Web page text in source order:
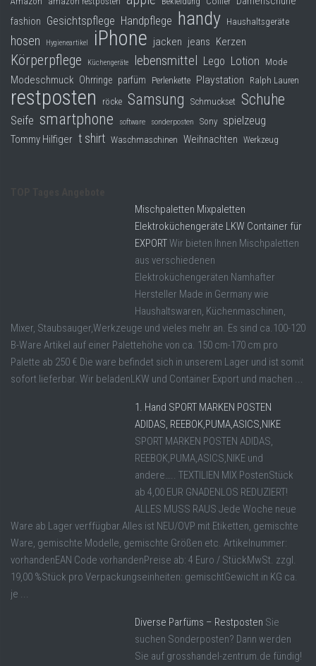
fashion Gesichtspflege Handpflege handy Haushaltsgeräte
hosen Hygieneartikel iPhone jacken jeans Kerzen
Körperpflege Küchengeräte lebensmittel Lego Lotion Mode
Modeschmuck Ohrringe parfüm Perlenkette Playstation Ralph Lauren
restposten röcke Samsung Schmuckset Schuhe
Seife smartphone software sonderposten Sony spielzeug
Tommy Hilfiger t shirt Waschmaschinen Weihnachten Werkzeug
Mischpaletten Mixpaletten
Elektroküchengeräte LKW Container für
EXPORTWir bieten Ihnen Mischpaletten
aus verschiedenen
Elektroküchengeräten Namhafter
Hersteller Made in Germany wie
Haushaltswaren, Küchenmaschinen,
Mixer, Staubsauger,Werkzeuge und vieles mehr an. Es sind ca.100-120
B-Ware Artikel auf einer Palettehöhe von ca. 150 cm-170 cm pro
Palette ab 250 € Die ware befindet sich in unserem Lager und ist somit
sofort lieferbar. Wir beladenLKW und Container Export und machen ...
1. Hand SPORT MARKEN POSTEN
ADIDAS, REEBOK,PUMA,ASICS,NIKE
SPORT MARKEN POSTEN ADIDAS,
REEBOK,PUMA,ASICS,NIKE und
andere….. TEXTILIEN MIX PostenStück
ab 4,00 EUR GNADENLOS REDUZIERT!
ALLES MUSS RAUS Jede Woche neue
Ware ab Lager verffügbar.Alles ist NEU/OVP mit Etiketten, gemischte
Ware, gemischte Modelle, gemischte Größen etc. Artikelnummer:
vorhandenEAN Code vorhandenPreise ab: 4 Euro / StückMwSt. zzgl.
19,00 %Stück pro Verpackungseinheiten: gemischtGewicht in KG ca.
je ...
Diverse Parfüms – Restposten Sie
suchen Sonderposten? Dann werden
Sie auf grosshandel-zentrum.de fündig!